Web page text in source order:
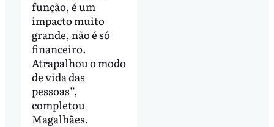
função, é um
impacto muito
grande, não é só
financeiro.
Atrapalhou o modo
de vida das
pessoas”,
completou
Magalhães.